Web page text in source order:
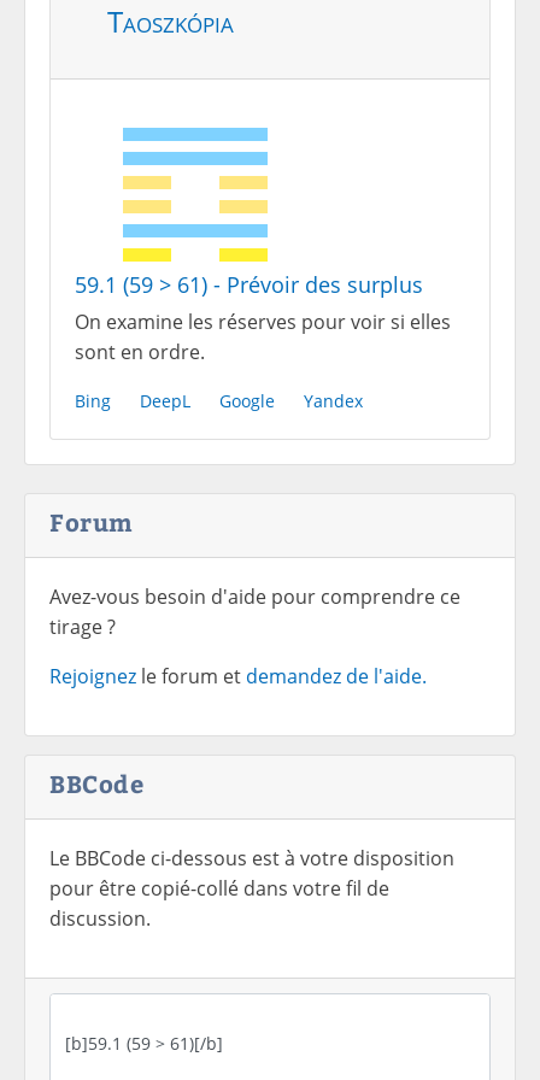
Taoszkópia
59.1 (59 > 61) - Prévoir des surplus
On examine les réserves pour voir si elles
sont en ordre.
Bing DeepL Google Yandex
Forum
Avez-vous besoin d'aide pour comprendre ce
tirage ?
Rejoignez le forum et demandez de l'aide.
BBCode
Le BBCode ci-dessous est à votre disposition
pour être copié-collé dans votre fil de
discussion.